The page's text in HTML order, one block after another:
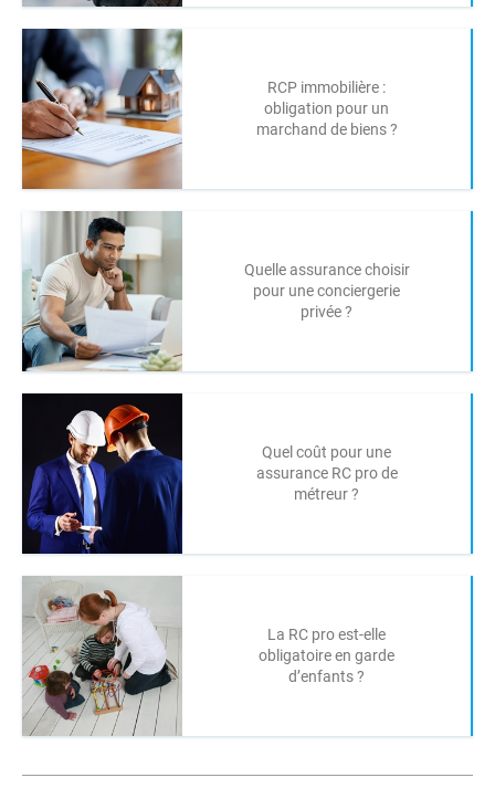
RCP immobilière :
obligation pour un
marchand de biens ?
Quelle assurance choisir
pour une conciergerie
privée ?
Quel coût pour une
assurance RC pro de
métreur ?
La RC pro est-elle
obligatoire en garde
d’enfants ?